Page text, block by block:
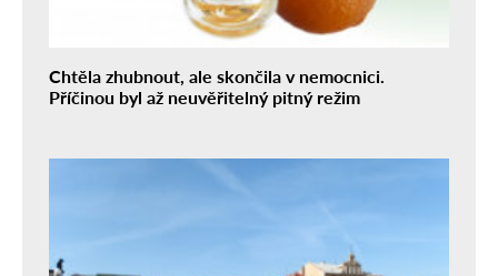
Chtěla zhubnout, ale skončila v nemocnici.
Příčinou byl až neuvěřitelný pitný režim